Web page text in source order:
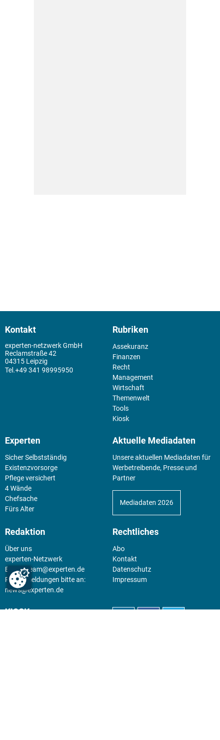
Kontakt
experten-netzwerk GmbH
Reclamstraße 42
04315 Leipzig
+49 341 98995950
Rubriken
Assekuranz
Finanzen
Recht
Management
Wirtschaft
Themenwelt
Tools
Kiosk
Experten
Sicher Selbstständig
Existenz­vorsorge
Pflege versichert
4 Wände
Chefsache
Fürs Alter
Aktuelle Mediadaten
Unsere aktuellen Mediadaten für
Werbetreibende, Presse und
Partner
Mediadaten 2026
Redaktion
Über uns
experten-Netzwerk
E-Mail:team@experten.de
Pressemeldungen bitte an:
news@experten.de
Rechtliches
Abo
Kontakt
Datenschutz
Impressum
KIOSK